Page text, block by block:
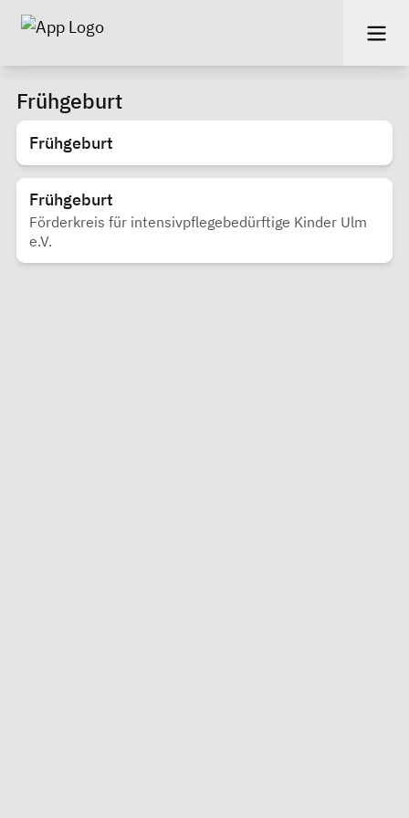
Frühgeburt
Frühgeburt
Frühgeburt
Förderkreis für intensivpflegebedürftige Kinder Ulm
e.V.